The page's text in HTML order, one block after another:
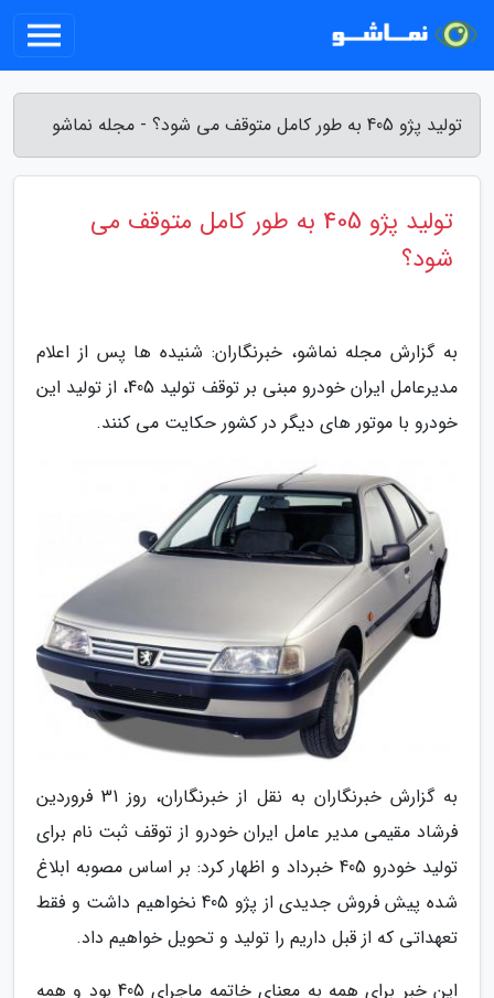
تولید پژو 405 به طور کامل متوقف می شود؟ - مجله نماشو
تولید پژو 405 به طور کامل متوقف می
شود؟
به گزارش مجله نماشو، خبرنگاران: شنیده ها پس از اعلام
مدیرعامل ایران خودرو مبنی بر توقف تولید 405، از تولید این
خودرو با موتور های دیگر در کشور حکایت می کنند.
به گزارش خبرنگاران به نقل از خبرنگاران، روز 31 فروردین
فرشاد مقیمی مدیر عامل ایران خودرو از توقف ثبت نام برای
تولید خودرو 405 خبرداد و اظهار کرد: بر اساس مصوبه ابلاغ
شده پیش فروش جدیدی از پژو 405 نخواهیم داشت و فقط
تعهداتی که از قبل داریم را تولید و تحویل خواهیم داد.
این خبر برای همه به معنای خاتمه ماجرای 405 بود و همه